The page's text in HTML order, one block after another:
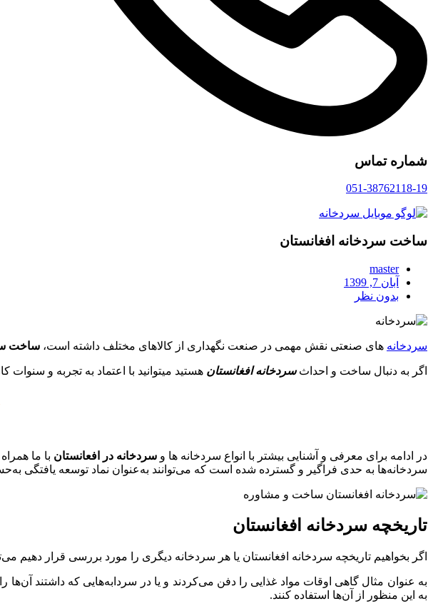
شماره تماس
051-38762118-19
ساخت سردخانه افغانستان
master
آبان 7, 1399
بدون نظر
سردخانه های صنعتی نقش مهمی در صنعت نگهداری از کالاهای مختلف داشته است، ساخت
اگر به دنبال ساخت و احداثسردخانه افغانستان هستید میتوانید با اعتماد به تجربه و
در ادامه برای معرفی و آشنایی بیشتر با انواع سردخانه ها و سردخانه در افعانستان با ما
سردخانه‌ها به حدی فراگیر و گسترده شده است که می‌توانند به‌عنوان نماد توسعه یافتگی
تاریخچه سردخانه افغانستان
اگر بخواهیم تاریخچه سردخانه‌ افغانستان یا هر سردخانه دیگری را مورد بررسی قرار دهیم
به عنوان مثال گاهی اوقات مواد غذایی را دفن می‌کردند و یا در سردابه‌هایی که داشتند
به این منظور از آن‌ها استفاده کنند.